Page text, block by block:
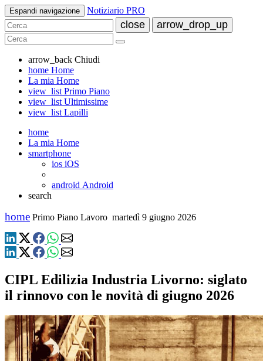
Espandi navigazione Notiziario PRO
close arrow_drop_up
arrow_back Chiudi
home Home
La mia Home
view_list Primo Piano
view_list Ultimissime
view_list Lapilli
home
La mia Home
smartphone
ios iOS
android Android
search
home Primo Piano Lavoro martedì 9 giugno 2026
CIPL Edilizia Industria Livorno: siglato
il rinnovo con le novità di giugno 2026